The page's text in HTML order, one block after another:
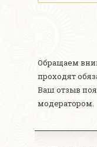
Обращаем
проходят
Ваш отзыв
модератором.